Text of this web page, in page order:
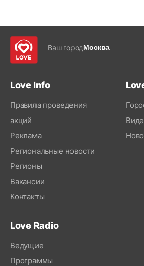
Ваш городМосква
Love Info
Правила проведения
акций
Реклама
Региональные новости
Регионы
Вакансии
Контакты
Love Radio
Ведущие
Программы